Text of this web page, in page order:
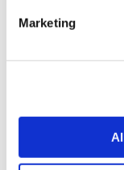
Marketing
Stand 29.12.2022
Was bedeuten